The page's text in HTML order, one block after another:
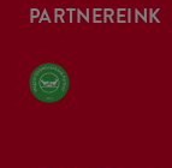
PARTNEREINK